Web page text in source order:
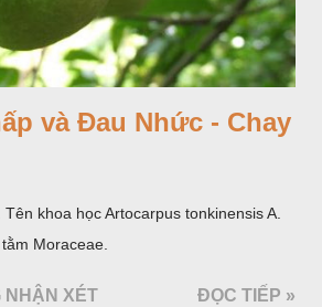
và Đau Nhức - Chay
khoa học Artocarpus tonkinensis A.
Moraceae.
XÉT ĐỌC TIẾP »